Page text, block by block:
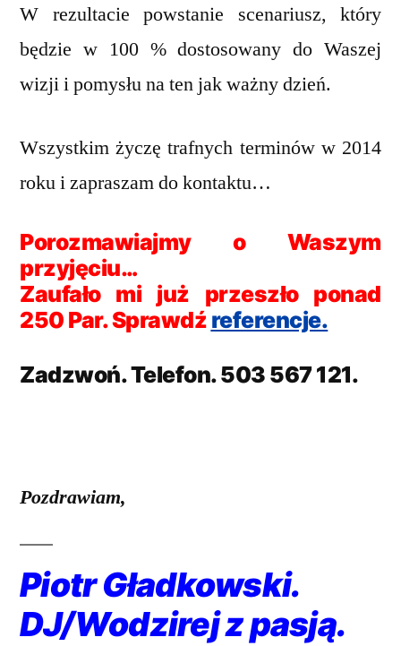
W rezultacie powstanie scenariusz, który
będzie w 100 % dostosowany do Waszej
wizji i pomysłu na ten jak ważny dzień.
Wszystkim życzę trafnych terminów w 2014
roku i zapraszam do kontaktu…
Porozmawiajmy o Waszym
przyjęciu…
Zaufało mi już przeszło ponad
250 Par. Sprawdź referencje.
Zadzwoń. Telefon. 503 567 121.
Pozdrawiam,
Piotr Gładkowski.
DJ/Wodzirej z pasją.